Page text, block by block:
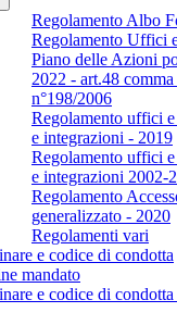
Regolamento Albo
Regolamento Uffici
Piano delle Azioni
2022 - art.48
n°198/2006
Regolamento uffici
e integrazioni - 2019
Regolamento uffici
e integrazioni 2002-
Regolamento
generalizzato - 2020
Regolamenti vari
e codice di condotta
mandato
e codice di